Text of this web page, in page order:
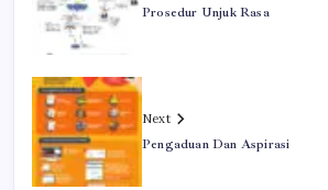
Prosedur Unjuk Rasa
Next
Pengaduan Dan Aspirasi